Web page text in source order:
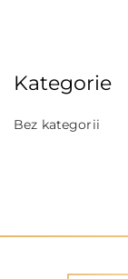
Kategorie
Bez kategorii